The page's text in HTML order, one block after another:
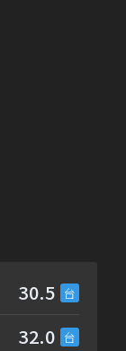
30.5
32.0